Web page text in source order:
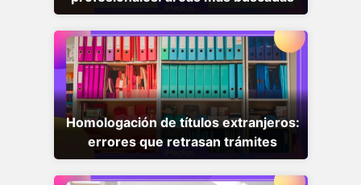
Homologación de títulos extranjeros:
errores que retrasan trámites